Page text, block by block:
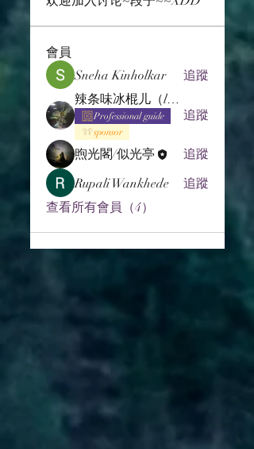
會員
Sneha Kinholkar
追蹤
辣条味冰棍儿（lof别玩了要氪金的）
Professional guide
sponsor
追蹤
煦光閣/似光亭
追蹤
Rupali Wankhede
追蹤
查看所有會員（4）